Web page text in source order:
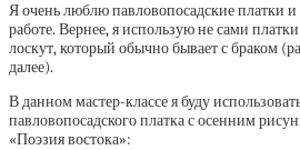
Я очень люблю павловопосадские платки
работе. Вернее, я использую не сами
лоскут, который обычно бывает с браком
далее).
В данном мастер-классе я буду
павловопосадского платка с осенним
«Поэзия востока»: